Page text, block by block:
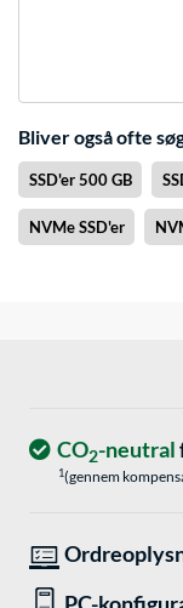
Bliver også ofte
SSD'er 500 GB
NVMe SSD'er
CO2-neutral
1(gennem